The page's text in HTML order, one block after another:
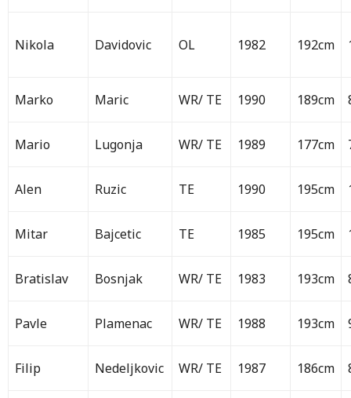
Nikola Davidovic OL 1982 192cm
Marko Maric WR/ TE 1990 189cm
Mario Lugonja WR/ TE 1989 177cm
Alen Ruzic TE 1990 195cm
Mitar Bajcetic TE 1985 195cm
Bratislav Bosnjak WR/ TE 1983 193cm
Pavle Plamenac WR/ TE 1988 193cm
Filip Nedeljkovic WR/ TE 1987 186cm